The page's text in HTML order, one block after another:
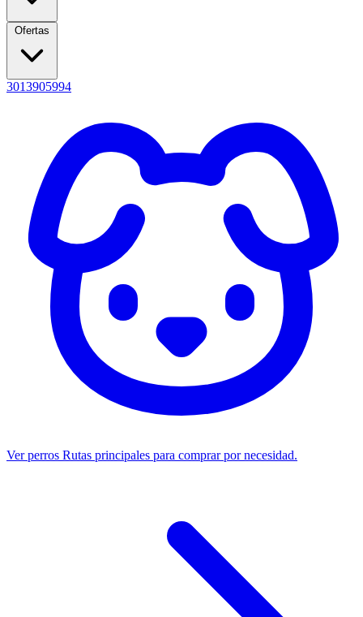
Ofertas
3013905994
Ver perros Rutas principales para comprar por necesidad.